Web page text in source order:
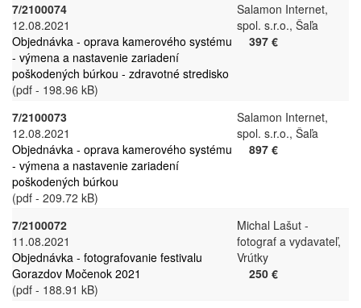
7/2100074
12.08.2021
Objednávka - oprava kamerového systému
- výmena a nastavenie zariadení
poškodených búrkou - zdravotné stredisko
(pdf - 198.96 kB)
Salamon Internet,
spol. s.r.o., Šaľa
397 €
7/2100073
12.08.2021
Objednávka - oprava kamerového systému
- výmena a nastavenie zariadení
poškodených búrkou
(pdf - 209.72 kB)
Salamon Internet,
spol. s.r.o., Šaľa
897 €
7/2100072
11.08.2021
Objednávka - fotografovanie festivalu
Gorazdov Močenok 2021
(pdf - 188.91 kB)
Michal Lašut -
fotograf a vydavateľ,
Vrútky
250 €